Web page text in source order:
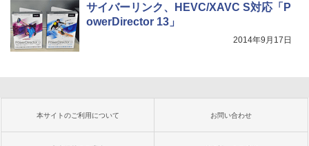
サイバーリンク、HEVC/XAVC S対応「P
owerDirector 13」
2014年9月17日
本サイトのご利用について お問い合わせ